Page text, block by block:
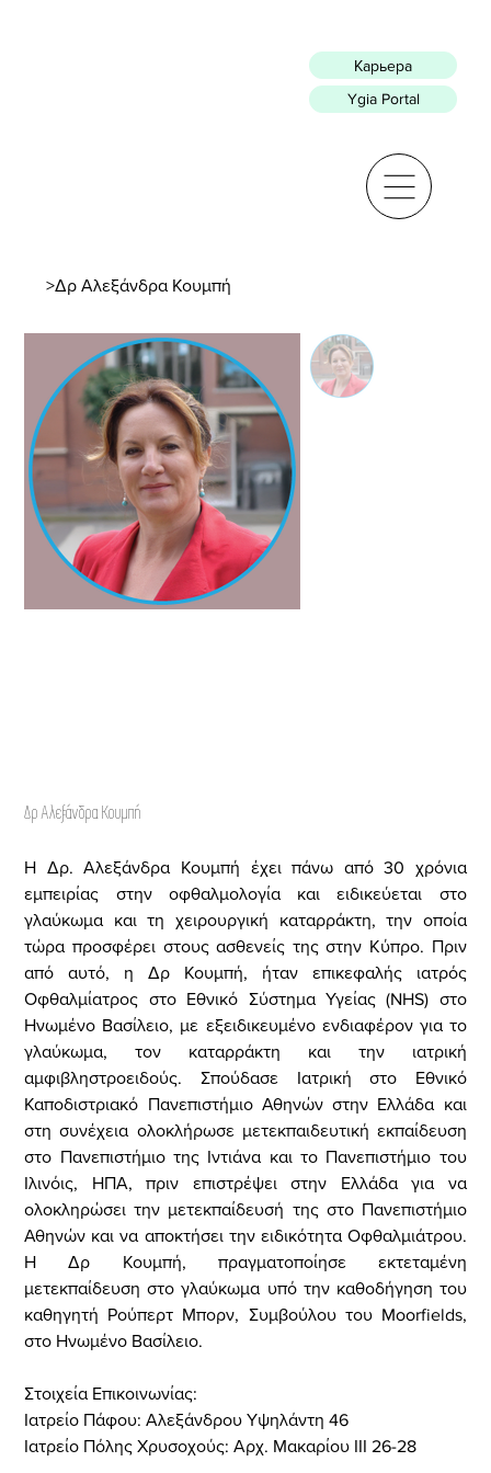
Карьера
Ygia Portal
>Δρ Αλεξάνδρα Κουμπή
Δρ Αλεξάνδρα Κουμπή
Η Δρ. Αλεξάνδρα Κουμπή έχει πάνω από 30 χρόνια
εμπειρίας στην οφθαλμολογία και ειδικεύεται στο
γλαύκωμα και τη χειρουργική καταρράκτη, την οποία
τώρα προσφέρει στους ασθενείς της στην Κύπρο. Πριν
από αυτό, η Δρ Κουμπή, ήταν επικεφαλής ιατρός
Οφθαλμίατρος στο Εθνικό Σύστημα Υγείας (NHS) στο
Ηνωμένο Βασίλειο, με εξειδικευμένο ενδιαφέρον για το
γλαύκωμα, τον καταρράκτη και την ιατρική
αμφιβληστροειδούς. Σπούδασε Ιατρική στο Εθνικό
Καποδιστριακό Πανεπιστήμιο Αθηνών στην Ελλάδα και
στη συνέχεια ολοκλήρωσε μετεκπαιδευτική εκπαίδευση
στο Πανεπιστήμιο της Ιντιάνα και το Πανεπιστήμιο του
Ιλινόις, ΗΠΑ, πριν επιστρέψει στην Ελλάδα για να
ολοκληρώσει την μετεκπαίδευσή της στο Πανεπιστήμιο
Αθηνών και να αποκτήσει την ειδικότητα Οφθαλμιάτρου.
Η Δρ Κουμπή, πραγματοποίησε εκτεταμένη
μετεκπαίδευση στο γλαύκωμα υπό την καθοδήγηση του
καθηγητή Ρούπερτ Μπορν, Συμβούλου του Moorfields,
στο Ηνωμένο Βασίλειο.
Στοιχεία Επικοινωνίας:
Ιατρείο Πάφου: Αλεξάνδρου Υψηλάντη 46
Ιατρείο Πόλης Χρυσοχούς: Αρχ. Μακαρίου ΙΙΙ 26-28